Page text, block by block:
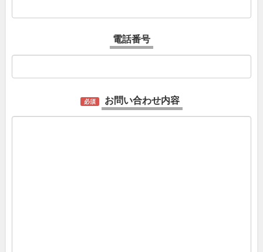
電話番号
必須 お問い合わせ内容